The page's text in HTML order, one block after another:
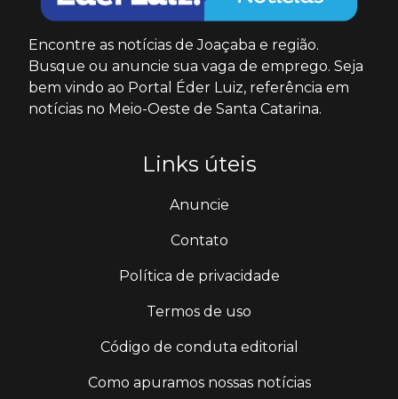
Encontre as notícias de Joaçaba e região.
Busque ou anuncie sua vaga de emprego. Seja
bem vindo ao Portal Éder Luiz, referência em
notícias no Meio-Oeste de Santa Catarina.
Links úteis
Anuncie
Contato
Política de privacidade
Termos de uso
Código de conduta editorial
Como apuramos nossas notícias